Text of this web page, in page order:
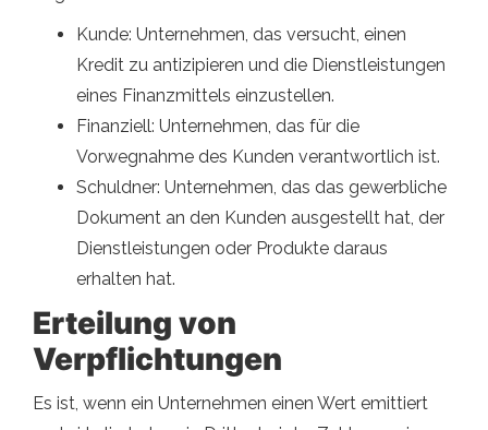
Kunde: Unternehmen, das versucht, einen
Kredit zu antizipieren und die Dienstleistungen
eines Finanzmittels einzustellen.
Finanziell: Unternehmen, das für die
Vorwegnahme des Kunden verantwortlich ist.
Schuldner: Unternehmen, das das gewerbliche
Dokument an den Kunden ausgestellt hat, der
Dienstleistungen oder Produkte daraus
erhalten hat.
Erteilung von
Verpflichtungen
Es ist, wenn ein Unternehmen einen Wert emittiert